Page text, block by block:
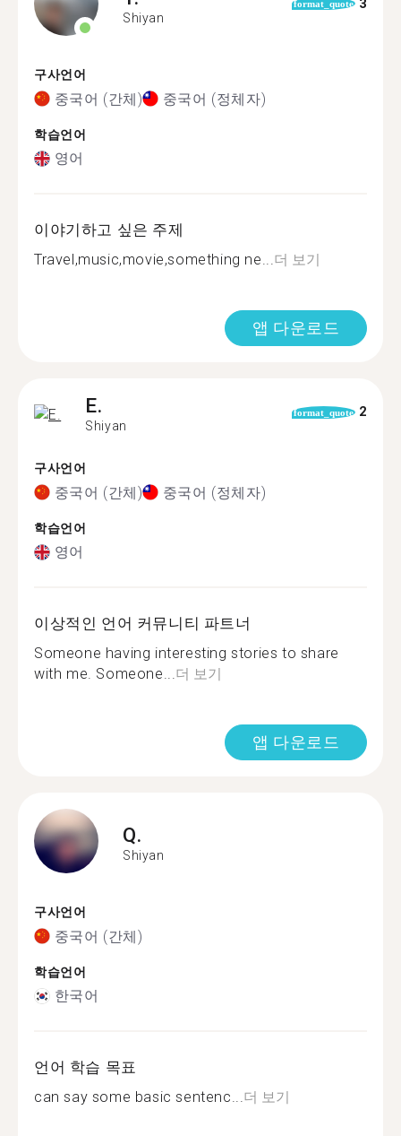
Shiyan
format_quote 3
구사언어
중국어 (간체) 중국어 (정체자)
학습언어
영어
이야기하고 싶은 주제
Travel,music,movie,something ne...더 보기
앱 다운로드
E.
Shiyan
format_quote 2
구사언어
중국어 (간체) 중국어 (정체자)
학습언어
영어
이상적인 언어 커뮤니티 파트너
Someone having interesting stories to share
with me. Someone...더 보기
앱 다운로드
Q.
Shiyan
구사언어
중국어 (간체)
학습언어
한국어
언어 학습 목표
can say some basic sentenc...더 보기